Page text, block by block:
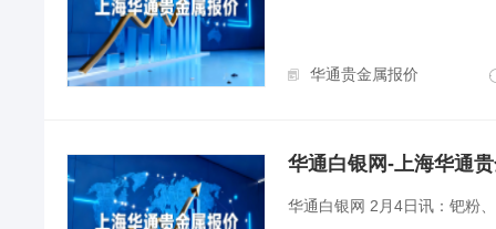
华通贵金属报价
华通白银网-上海华通
华通白银网 2月4日讯：钯粉